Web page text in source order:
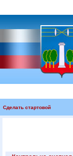
Сделать стартовой